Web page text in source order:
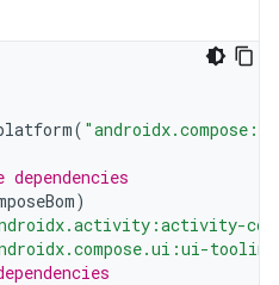
(
dependencies
)